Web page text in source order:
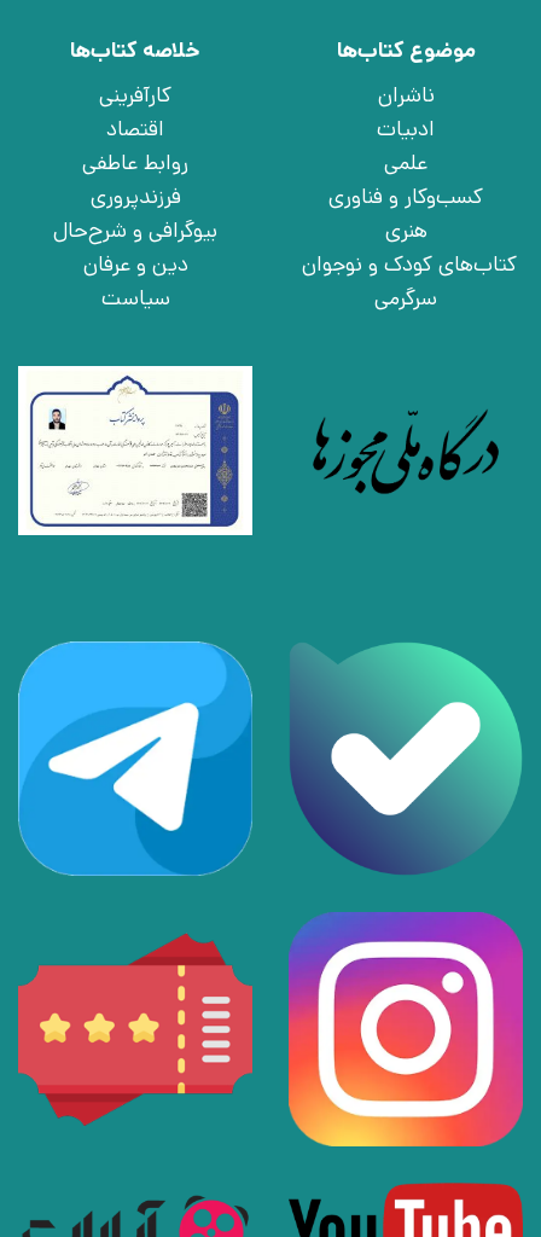
موضوع کتاب‌ها
ناشران
ادبیات
علمی
کسب‌وکار و فناوری
هنری
کتاب‌های کودک و نوجوان
سرگرمی
خلاصه کتاب‌ها
کارآفرینی
اقتصاد
روابط عاطفی
فرزندپروری
بیوگرافی و شرح‌حال
دین و عرفان
سیاست